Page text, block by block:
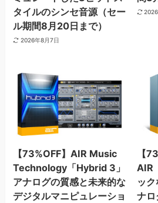
タイルのシンセ音源（セー
ル期間8月20日まで）
2026年8月7日
【73%OFF】AIR Music
Technology「Hybrid 3」
アナログの質感と未来的な
デジタルマニピュレーショ
【
AIR
ッ
ナロ